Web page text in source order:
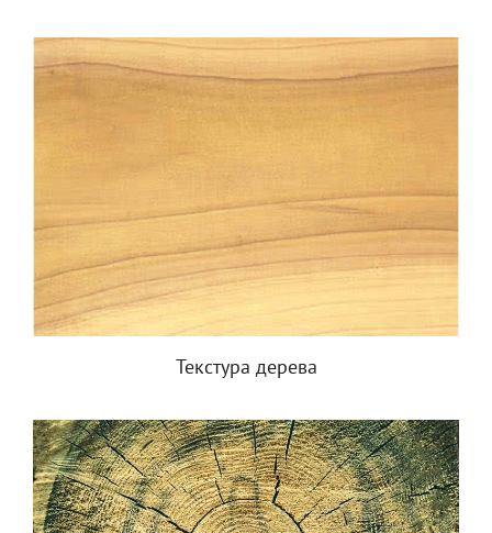
Текстура дерева